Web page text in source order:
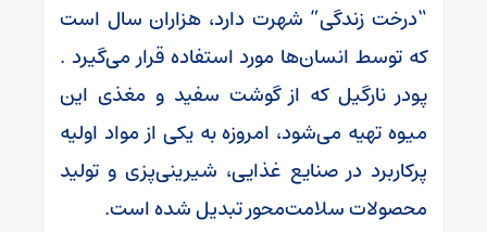
“درخت زندگی” شهرت دارد، هزاران سال است
که توسط انسان‌ها مورد استفاده قرار می‌گیرد .
پودر نارگیل که از گوشت سفید و مغذی این
میوه تهیه می‌شود، امروزه به یکی از مواد اولیه
پرکاربرد در صنایع غذایی، شیرینی‌پزی و تولید
محصولات سلامت‌محور تبدیل شده است.